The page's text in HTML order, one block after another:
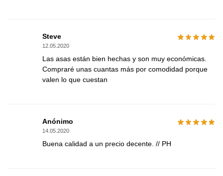
Steve
12.05.2020
Las asas están bien hechas y son muy económicas.
Compraré unas cuantas más por comodidad porque
valen lo que cuestan
Anónimo
14.05.2020
Buena calidad a un precio decente. // PH